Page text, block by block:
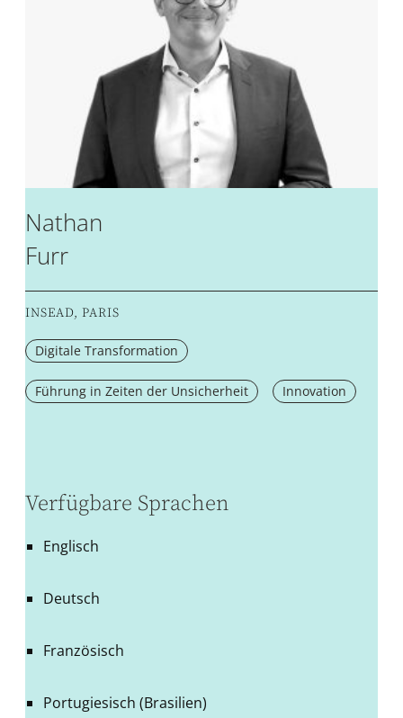
Nathan
Furr
INSEAD, PARIS
Digitale Transformation
Führung in Zeiten der Unsicherheit Innovation
Verfügbare Sprachen
Englisch
Deutsch
Französisch
Portugiesisch (Brasilien)